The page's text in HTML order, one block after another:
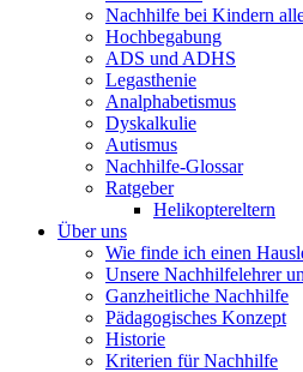
Nachhilfe bei Kindern
Hochbegabung
ADS und ADHS
Legasthenie
Analphabetismus
Dyskalkulie
Autismus
Nachhilfe-Glossar
Ratgeber
Helikoptereltern
Über uns
Wie finde ich einen
Unsere Nachhilfelehrer
Ganzheitliche Nachhilfe
Pädagogisches Konzept
Historie
Kriterien für Nachhilfe